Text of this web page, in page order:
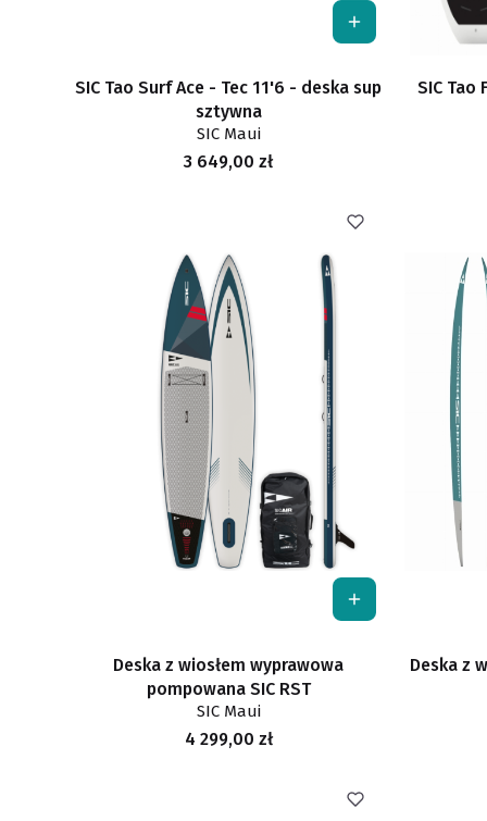
SIC Tao Surf Ace - Tec 11'6 - deska sup
sztywna
SIC Maui
Cena
3 649,00 zł
SIC Tao
Deska z wiosłem wyprawowa
pompowana SIC RST
SIC Maui
Cena
4 299,00 zł
Deska z